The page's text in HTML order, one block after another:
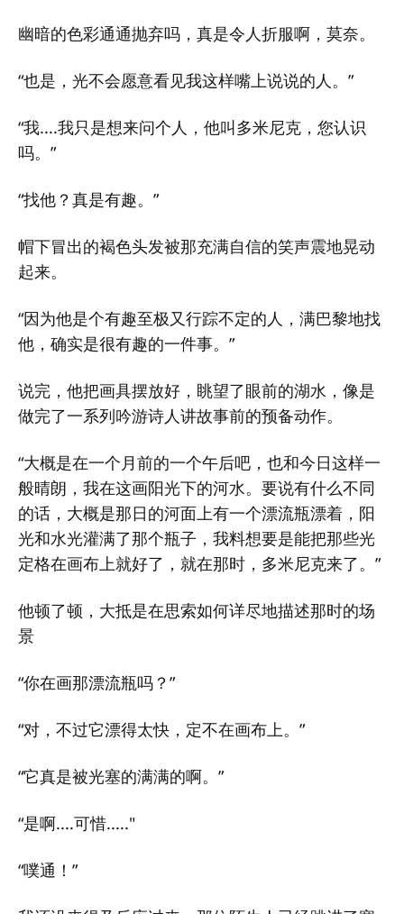
幽暗的色彩通通抛弃吗，真是令人折服啊，莫奈。
“也是，光不会愿意看见我这样嘴上说说的人。”
“我....我只是想来问个人，他叫多米尼克，您认识
吗。”
“找他？真是有趣。”
帽下冒出的褐色头发被那充满自信的笑声震地晃动
起来。
“因为他是个有趣至极又行踪不定的人，满巴黎地找
他，确实是很有趣的一件事。”
说完，他把画具摆放好，眺望了眼前的湖水，像是
做完了一系列吟游诗人讲故事前的预备动作。
“大概是在一个月前的一个午后吧，也和今日这样一
般晴朗，我在这画阳光下的河水。要说有什么不同
的话，大概是那日的河面上有一个漂流瓶漂着，阳
光和水光灌满了那个瓶子，我料想要是能把那些光
定格在画布上就好了，就在那时，多米尼克来了。”
他顿了顿，大抵是在思索如何详尽地描述那时的场
景
“你在画那漂流瓶吗？”
“对，不过它漂得太快，定不在画布上。”
“它真是被光塞的满满的啊。”
“是啊....可惜....."
“噗通！”